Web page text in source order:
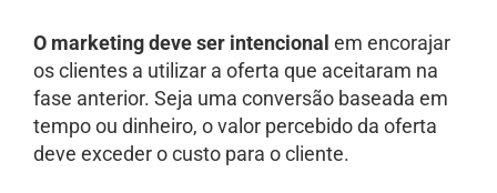
O marketing deve ser intencional em encorajar
os clientes a utilizar a oferta que aceitaram na
fase anterior. Seja uma conversão baseada em
tempo ou dinheiro, o valor percebido da oferta
deve exceder o custo para o cliente.